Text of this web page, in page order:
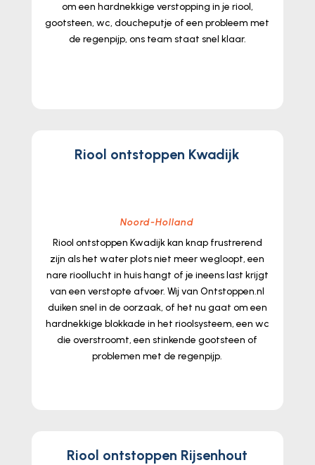
om een hardnekkige verstopping in je riool,
gootsteen, wc, doucheputje of een probleem met
de regenpijp, ons team staat snel klaar.​
Riool ontstoppen Kwadijk
Noord-Holland
Riool ontstoppen Kwadijk kan knap frustrerend
zijn als het water plots niet meer wegloopt, een
nare rioollucht in huis hangt of je ineens last krijgt
van een verstopte afvoer.​ Wij van Ontstoppen.​nl
duiken snel in de oorzaak, of het nu gaat om een
hardnekkige blokkade in het rioolsysteem, een wc
die overstroomt, een stinkende gootsteen of
problemen met de regenpijp.​
Riool ontstoppen Rijsenhout